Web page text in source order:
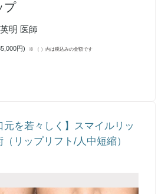
プ
明 医師
円) ※ （ ）内は税込みの金額です
元を若々しく】スマイルリッ
リップリフト/人中短縮）